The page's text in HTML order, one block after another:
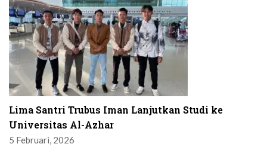
Lima Santri Trubus Iman Lanjutkan Studi ke
Universitas Al-Azhar
5 Februari, 2026